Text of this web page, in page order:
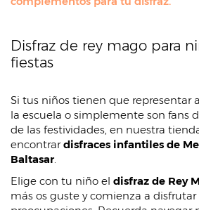
Disfraz de rey mago para
fiestas
Si tus niños tienen que representar
la escuela o simplemente son fans
de las festividades, en nuestra
encontrardisfraces infantiles de
Baltasar.
Elige con tu niño el disfraz de Rey
más os guste y comienza a